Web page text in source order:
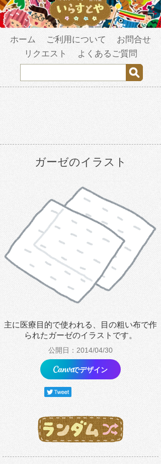
ホーム ご利用について
お問合せ
リクエスト
よくあるご質問
ガーゼのイラスト
主に医療目的で使われる、目の粗い布で作
られたガーゼのイラストです。
公開日：2014/04/30
でデザイン